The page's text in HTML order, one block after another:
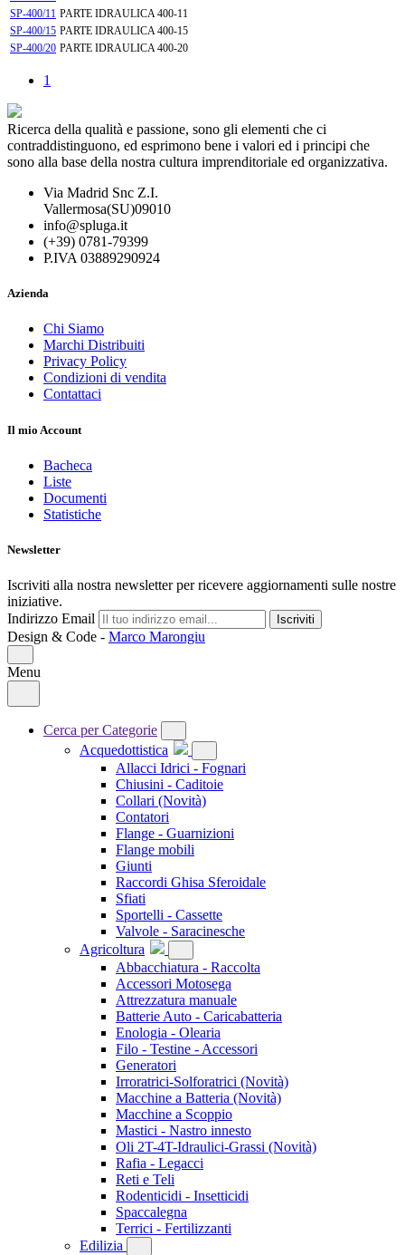
SP-400/11 PARTE IDRAULICA 400-11
SP-400/15 PARTE IDRAULICA 400-15
SP-400/20 PARTE IDRAULICA 400-20
1
Ricerca della qualità e passione, sono gli elementi che ci
contraddistinguono, ed esprimono bene i valori ed i principi che
sono alla base della nostra cultura imprenditoriale ed organizzativa.
Via Madrid Snc Z.I.
Vallermosa(SU)09010
info@spluga.it
(+39) 0781-79399
P.IVA 03889290924
Azienda
Chi Siamo
Marchi Distribuiti
Privacy Policy
Condizioni di vendita
Contattaci
Il mio Account
Bacheca
Liste
Documenti
Statistiche
Newsletter
Iscriviti alla nostra newsletter per ricevere aggiornamenti sulle nostre
iniziative.
Indirizzo Email
Iscriviti
Design & Code - Marco Marongiu
Menu
Cerca per Categorie
Acquedottistica
Allacci Idrici - Fognari
Chiusini - Caditoie
Collari (Novità)
Contatori
Flange - Guarnizioni
Flange mobili
Giunti
Raccordi Ghisa Sferoidale
Sfiati
Sportelli - Cassette
Valvole - Saracinesche
Agricoltura
Abbacchiatura - Raccolta
Accessori Motosega
Attrezzatura manuale
Batterie Auto - Caricabatteria
Enologia - Olearia
Filo - Testine - Accessori
Generatori
Irroratrici-Solforatrici (Novità)
Macchine a Batteria (Novità)
Macchine a Scoppio
Mastici - Nastro innesto
Oli 2T-4T-Idraulici-Grassi (Novità)
Rafia - Legacci
Reti e Teli
Rodenticidi - Insetticidi
Spaccalegna
Terrici - Fertilizzanti
Edilizia